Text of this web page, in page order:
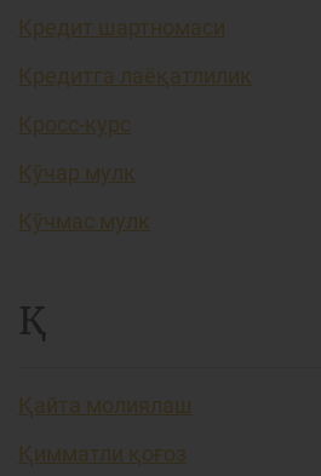
Кредит шартномаси
Кредитга лаёқатлилик
Кросс-курс
Кўчар мулк
Кўчмас мулк
Қ
Қайта молиялаш
Қимматли қоғоз